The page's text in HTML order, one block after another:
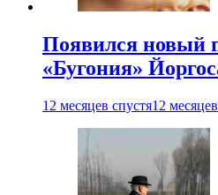
Появился новый
«Бугония»
12 месяцев спустя12